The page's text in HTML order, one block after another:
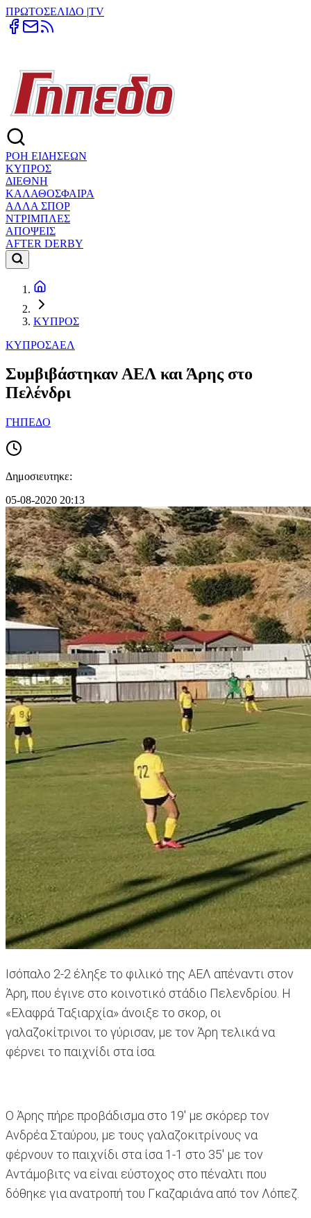
ΠΡΩΤΟΣΕΛΙΔΟ |TV
ΡΟΗ ΕΙΔΗΣΕΩΝ
ΚΥΠΡΟΣ
ΔΙΕΘΝΗ
ΚΑΛΑΘΟΣΦΑΙΡΑ
ΑΛΛΑ ΣΠΟΡ
ΝΤΡΙΜΠΛΕΣ
ΑΠΟΨΕΙΣ
AFTER DERBY
ΚΥΠΡΟΣ
ΚΥΠΡΟΣΑΕΛ
Συμβιβάστηκαν ΑΕΛ και Άρης στο
Πελένδρι
ΓΗΠΕΔΟ
Δημοσιευτηκε:
05-08-2020 20:13
Ισόπαλο 2-2 έληξε το φιλικό της ΑΕΛ απέναντι στον
Άρη, που έγινε στο κοινοτικό στάδιο Πελενδρίου. Η
«Ελαφρά Ταξιαρχία» άνοιξε το σκορ, οι
γαλαζοκίτρινοι το γύρισαν, με τον Άρη τελικά να
φέρνει το παιχνίδι στα ίσα.
Ο Άρης πήρε προβάδισμα στο 19' με σκόρερ τον
Ανδρέα Σταύρου, με τους γαλαζοκιτρίνους να
φέρνουν το παιχνίδι στα ίσα 1-1 στο 35' με τον
Αντάμοβιτς να είναι εύστοχος στο πέναλτι που
δόθηκε για ανατροπή του Γκαζαριάνα από τον Λόπεζ.